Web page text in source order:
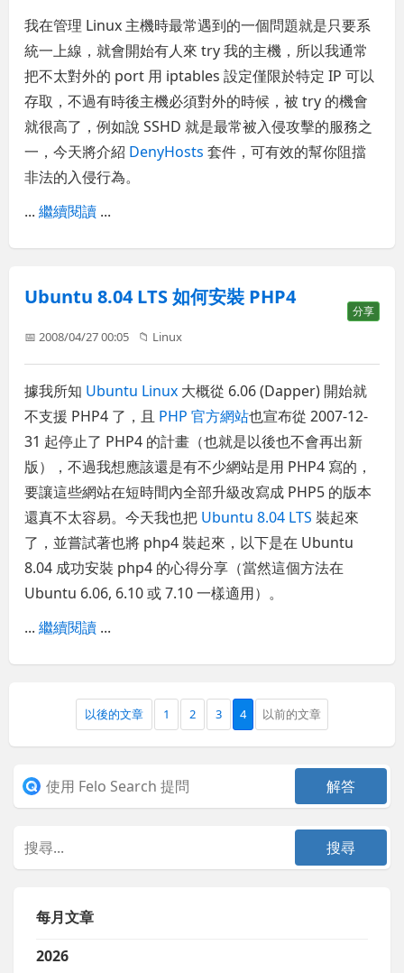
我在管理 Linux 主機時最常遇到的一個問題就是只要系
統一上線，就會開始有人來 try 我的主機，所以我通常
把不太對外的 port 用 iptables 設定僅限於特定 IP 可以
存取，不過有時後主機必須對外的時候，被 try 的機會
就很高了，例如說 SSHD 就是最常被入侵攻擊的服務之
一，今天將介紹 DenyHosts 套件，可有效的幫你阻擋
非法的入侵行為。
...繼續閱讀 ...
Ubuntu 8.04 LTS 如何安裝 PHP4
分享
📅 2008/04/27 00:05 📁 Linux
據我所知 Ubuntu Linux 大概從 6.06 (Dapper) 開始就
不支援 PHP4 了，且 PHP 官方網站也宣布從 2007-12-
31 起停止了 PHP4 的計畫（也就是以後也不會再出新
版），不過我想應該還是有不少網站是用 PHP4 寫的，
要讓這些網站在短時間內全部升級改寫成 PHP5 的版本
還真不太容易。今天我也把 Ubuntu 8.04 LTS 裝起來
了，並嘗試著也將 php4 裝起來，以下是在 Ubuntu
8.04 成功安裝 php4 的心得分享（當然這個方法在
Ubuntu 6.06, 6.10 或 7.10 一樣適用）。
...繼續閱讀 ...
以後的文章 1 2 3 4 以前的文章
每月文章
2026